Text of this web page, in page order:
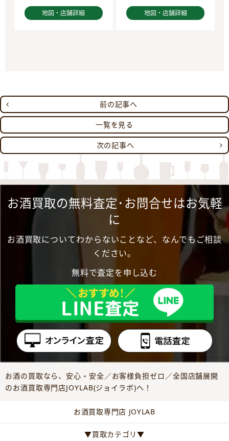
地図・店舗詳細 地図・店舗詳細
前の記事へ
一覧を見る
次の記事へ
お酒買取の無料査定･お問合せはお気軽
に
お酒買取についてわからないことなど、なんでもご相談
ください。
無料で査定を申し込む
お酒の買取なら、安心・安全／お客様負担ゼロ／全国店舗展開
のお酒買取専門店JOYLAB(ジョイラボ)へ！
お酒買取専門店 JOYLAB
▼買取カテゴリ▼